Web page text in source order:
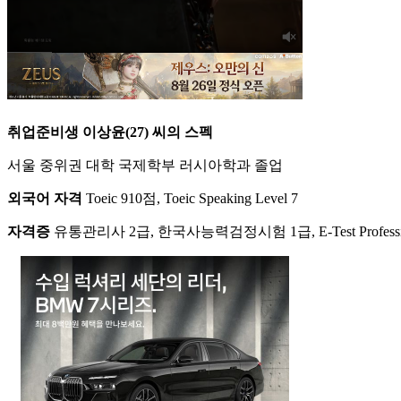
취업준비생 이상윤(27) 씨의 스펙
서울 중위권 대학 국제학부 러시아학과 졸업
외국어 자격 Toeic 910점, Toeic Speaking Level 7
자격증 유통관리사 2급, 한국사능력검정시험 1급, E-Test